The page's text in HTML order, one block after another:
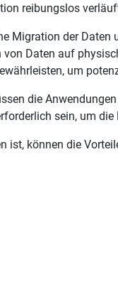
reibungslos
Migration der
Daten auf
um
die
sein, um
ist, können die